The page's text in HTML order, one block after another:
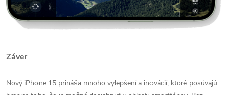
Záver
Nový iPhone 15 prináša mnoho vylepšení a inovácií, ktoré posúvajú